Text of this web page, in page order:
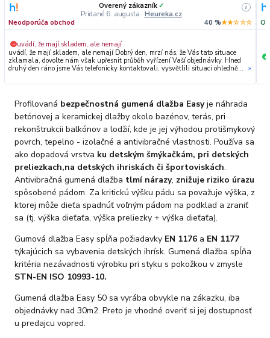
Overený zákazník ✓
Pridané 6. augusta · Heureka.cz
i
Neodporúča obchod 40 %★★☆☆☆
− uvádí, že mají skladem, ale nemají
uvádí, že mají skladem, ale nemají Dobrý den, mrzí nás, že Vás tato situace
zklamala, dovolte nám však upřesnit průběh vyřízení Vaší objednávky. Hned
druhý den ráno jsme Vás telefonicky kontaktovali, vysvětlili situaci ohledně
dodavatele. Jelikož zboží nebylo k dispozici ani u něj, museli jsme objednávku
Zakládáme si na férovém a rychlém jednání. O to více nás mrzí, že i přes naši
okamžitou reakci, osobní telefonát a maximální snahu náš obchod
nedoporučujete. Věříme, že nám v budoucnu dáte příležitost přesvědčit Vás o
kvalitě našich služeb. Tým OZY.market
»
+
Profilovaná bezpečnostná gumená dlažba Easyje náhrada
betónovej a keramickej dlažby okolo bazénov, terás, pri
rekonštrukcii balkónov a lodžií, kde je jej výhodou protišmykový
povrch, tepelno - izolačné a antivibračné vlastnosti. Používa sa
ako dopadová vrstva ku detským šmýkačkám, pri detských
preliezkach,na detských ihriskách či športoviskách.
Antivibračná gumená dlažba tlmí nárazy, znižuje riziko úrazu
spôsobené pádom. Za kritickú výšku pádu sa považuje výška, z
ktorej môže dieťa spadnúť voľným pádom na podklad a zraniť
sa (tj. výška dieťaťa, výška preliezky + výška dieťaťa).
Gumová dlažba Easy spĺňa požiadavky EN 1176a EN 1177
týkajúcich sa vybavenia detských ihrísk. Gumená dlažba spĺňa
kritéria nezávadnosti výrobku pri styku s pokožkou v zmysle
STN-EN ISO 10993-10.
Gumená dlažba Easy 50 sa vyrába obvykle na zákazku, iba
objednávky nad 30m2. Preto je vhodné overiť si jej dostupnosť
u predajcu vopred.